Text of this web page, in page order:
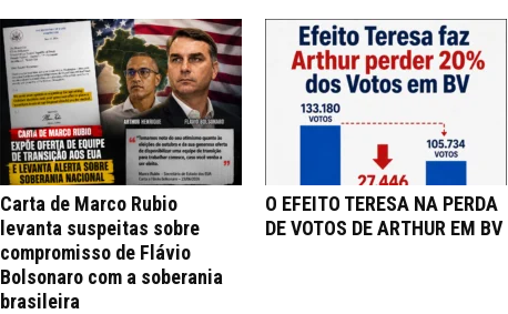
Carta de Marco Rubio
levanta suspeitas sobre
compromisso de Flávio
Bolsonaro com a soberania
brasileira
O EFEITO TERESA NA PERDA
DE VOTOS DE ARTHUR EM BV